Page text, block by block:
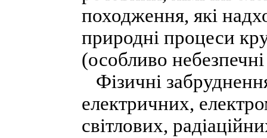
походження, які
природні процеси
(особливо
Фізичні
електричних,
світлових,